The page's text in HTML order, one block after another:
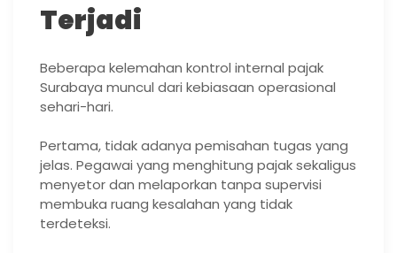
Terjadi
Beberapa kelemahan kontrol internal pajak
Surabaya muncul dari kebiasaan operasional
sehari-hari.
Pertama, tidak adanya pemisahan tugas yang
jelas. Pegawai yang menghitung pajak sekaligus
menyetor dan melaporkan tanpa supervisi
membuka ruang kesalahan yang tidak
terdeteksi.